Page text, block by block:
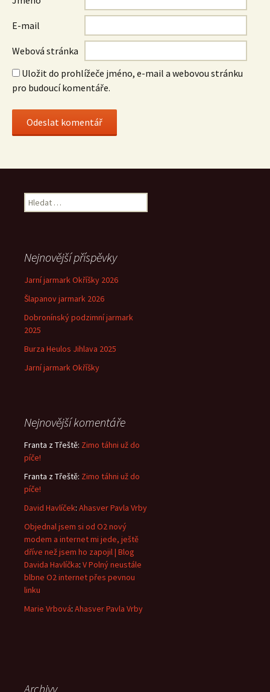
E-mail
Webová stránka
Uložit do prohlížeče jméno, e-mail a webovou stránku
pro budoucí komentáře.
Vyhledávání
Nejnovější příspěvky
Jarní jarmark Okříšky 2026
Šlapanov jarmark 2026
Dobronínský podzimní jarmark
2025
Burza Heulos Jihlava 2025
Jarní jarmark Okříšky
Nejnovější komentáře
Franta z Třeště: Zimo táhni už do
píče!
Franta z Třeště: Zimo táhni už do
píče!
David Havlíček: Ahasver Pavla Vrby
Objednal jsem si od O2 nový
modem a internet mi jede, ještě
dříve než jsem ho zapojil | Blog
Davida Havlíčka: V Polný neustále
blbne O2 internet přes pevnou
linku
Marie Vrbová: Ahasver Pavla Vrby
Archivy